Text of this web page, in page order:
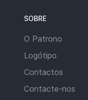
SOBRE
O Patrono
Logótipo
Contactos
Contacte-nos